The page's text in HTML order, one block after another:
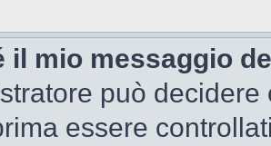
il mio messaggio
può
essere